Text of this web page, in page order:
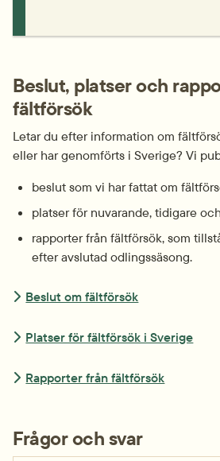
Beslut, platser och
fältförsök
Letar du efter information om
eller har genomförts i Sverige? Vi
beslut som vi har fattat om
platser för nuvarande, tidigare
rapporter från fältförsök, som
efter avslutad odlingssäsong.
Beslut om fältförsök
Platser för fältförsök i Sverige
Rapporter från fältförsök
Frågor och svar